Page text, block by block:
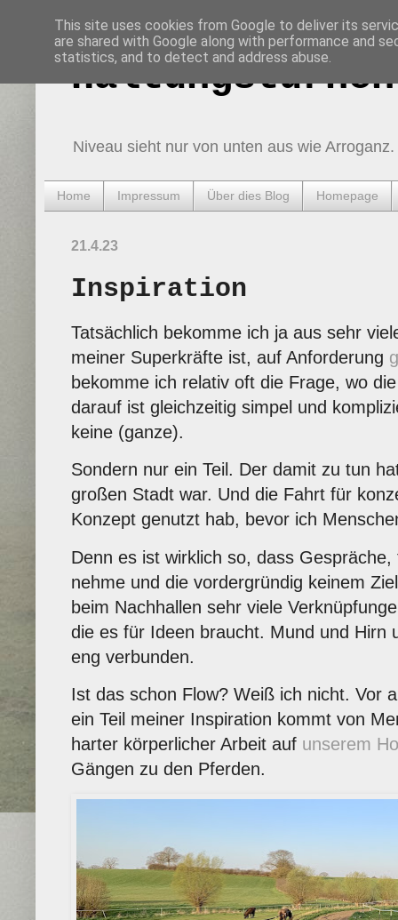
Haltungsturnen
Niveau sieht nur von unten aus wie Arroganz.
Home Impressum Über dies Blog Homepage
21.4.23
Inspiration
Tatsächlich bekomme ich ja aus sehr
meiner Superkräfte ist, auf Anforderung
bekomme ich relativ oft die Frage, wo
darauf ist gleichzeitig simpel und
keine (ganze).
Sondern nur ein Teil. Der damit zu tun
großen Stadt war. Und die Fahrt für
Konzept genutzt hab, bevor ich
Denn es ist wirklich so, dass
nehme und die vordergründig keinem
beim Nachhallen sehr viele
die es für Ideen braucht. Mund und Hirn
eng verbunden.
Ist das schon Flow? Weiß ich nicht. Vor
ein Teil meiner Inspiration kommt von
harter körperlicher Arbeit auf unserem
Gängen zu den Pferden.
This site uses cookies from Google to deliver its
are shared with Google along with performance and
statistics, and to detect and address abuse.